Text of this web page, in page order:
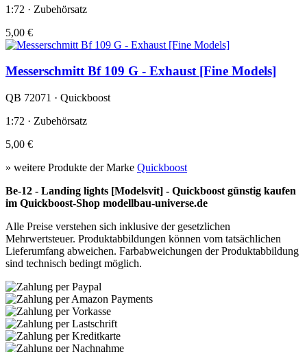
1:72 · Zubehörsatz
5,00 €
Messerschmitt Bf 109 G - Exhaust [Fine Models]
QB 72071 · Quickboost
1:72 · Zubehörsatz
5,00 €
» weitere Produkte der Marke Quickboost
Be-12 - Landing lights [Modelsvit] - Quickboost günstig kaufen
im Quickboost-Shop modellbau-universe.de
Alle Preise verstehen sich inklusive der gesetzlichen
Mehrwertsteuer. Produktabbildungen können vom tatsächlichen
Lieferumfang abweichen. Farbabweichungen der Produktabbildung
sind technisch bedingt möglich.